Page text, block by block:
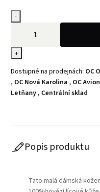
-
+
Dostupné na prodejnách: OC
, OC Nová Karolina , OC
Letňany , Centrální sklad
Popis produktu
Tato malá dámská